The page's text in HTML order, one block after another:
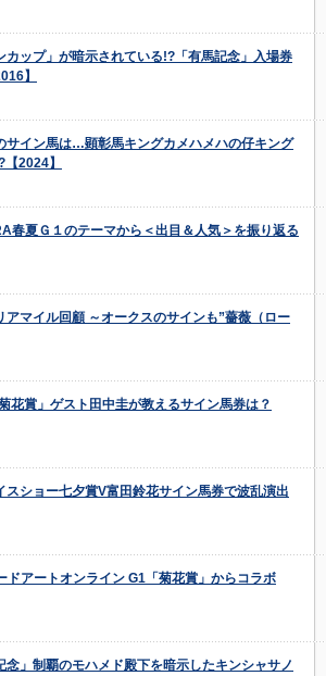
カップ」が暗示されている!?「有馬記念」入場券
】
サイン馬は…顕彰馬キングカメハメハの仔キング
2024】
春夏Ｇ１のテーマから＜出目＆人気＞を振り返る
アマイル回顧 ～オークスのサインも”薔薇（ロー
花賞」ゲスト田中圭が教えるサイン馬券は？
スショー七夕賞V富田鈴花サイン馬券で波乱演出
ドアートオンライン G1「菊花賞」からコラボ
念」制覇のモハメド殿下を暗示したキンシャサノ